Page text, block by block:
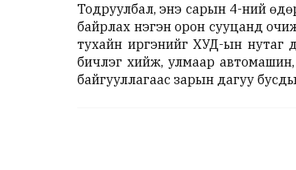
Тодруулбал, энэ сарын 4-ний
байрлах нэгэн орон сууцанд
тухайн иргэнийг ХУД-ын нутаг
бичлэг хийж, улмаар
байгууллагаас зарын дагуу